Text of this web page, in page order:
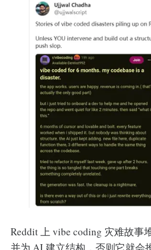
Reddit 上 vibe coding 灾难故事
并为 AI 建立结构，否则它就会